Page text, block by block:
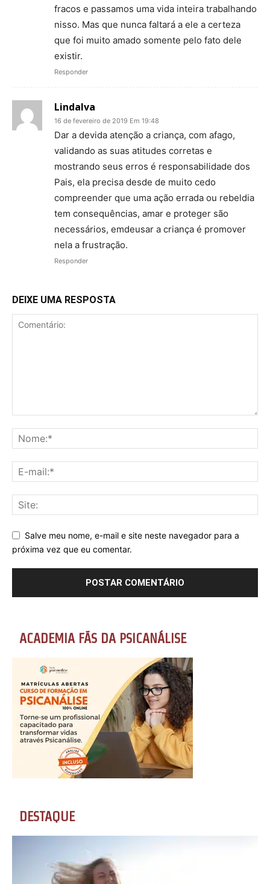
fracos e passamos uma vida inteira trabalhando
nisso. Mas que nunca faltará a ele a certeza
que foi muito amado somente pelo fato dele
existir.
Responder
Lindalva
16 de fevereiro de 2019 Em 19:48
Dar a devida atenção a criança, com afago,
validando as suas atitudes corretas e
mostrando seus erros é responsabilidade dos
Pais, ela precisa desde de muito cedo
compreender que uma ação errada ou rebeldia
tem consequências, amar e proteger são
necessários, emdeusar a criança é promover
nela a frustração.
Responder
DEIXE UMA RESPOSTA
Salve meu nome, e-mail e site neste navegador para a
próxima vez que eu comentar.
ACADEMIA FÃS DA PSICANÁLISE
DESTAQUE